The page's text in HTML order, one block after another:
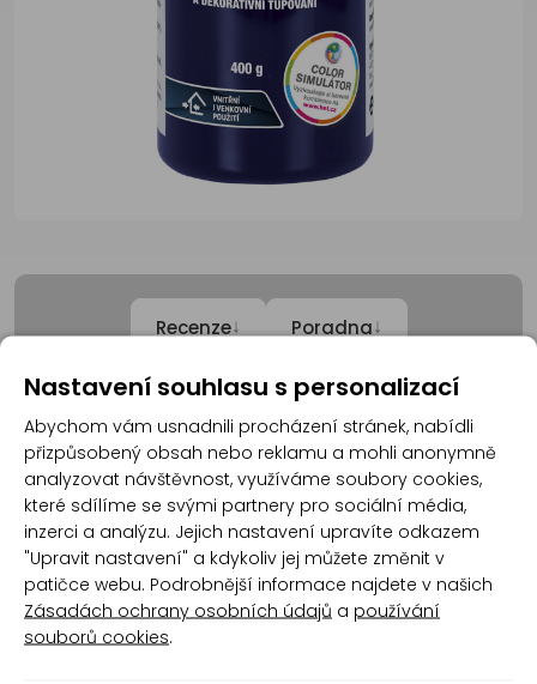
Recenze↓ Poradna↓
Recenze
Produkt zatím nemá žádné hodnocení,buďte
první, kdo produkt ohodnotí!
Přidat hodnocení
Nastavení souhlasu s personalizací
Abychom vám usnadnili procházení stránek, nabídli
přizpůsobený obsah nebo reklamu a mohli anonymně
analyzovat návštěvnost, využíváme soubory cookies,
které sdílíme se svými partnery pro sociální média,
inzerci a analýzu. Jejich nastavení upravíte odkazem
"Upravit nastavení" a kdykoliv jej můžete změnit v
patičce webu. Podrobnější informace najdete v našich
Zásadách ochrany osobních údajů a používání
souborů cookies.